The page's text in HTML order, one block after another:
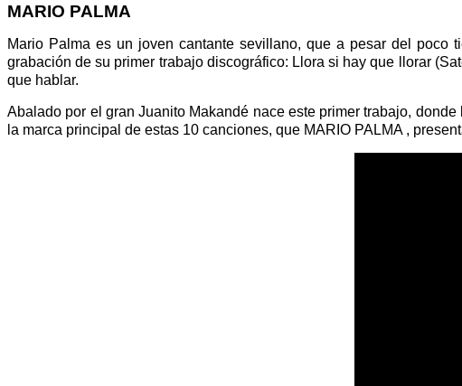
MARIO PALMA
Mario Palma es un joven cantante sevillano, que a pesar del poco
grabación de su primer trabajo discográfico: Llora si hay que llorar
que hablar.
Abalado por el gran Juanito Makandé nace este primer trabajo,
la marca principal de estas 10 canciones, que MARIO PALMA ,